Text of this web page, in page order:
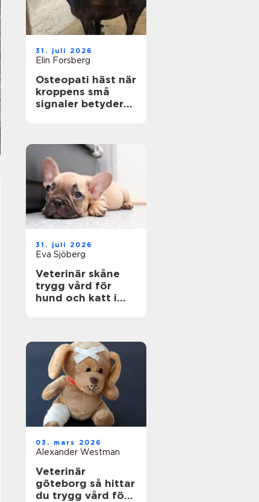
31. juli 2026
Elin Forsberg
Osteopati häst när
kroppens små
signaler betyder
31. juli 2026
Eva Sjöberg
Veterinär skåne
trygg vård för
hund och katt i
03. mars 2026
Alexander Westman
Veterinär
göteborg så hittar
du trygg vård för